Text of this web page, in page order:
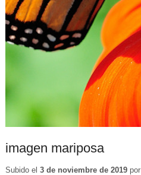
imagen mariposa
Subido el 3 de noviembre de 2019por